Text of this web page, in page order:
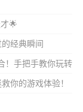
🌟
经典瞬间
！手把手教你玩转
你的游戏体验！